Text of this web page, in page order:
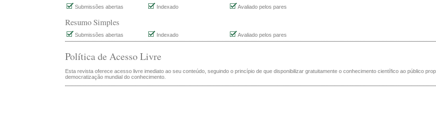
Submissões abertas Indexado Avaliado pelos pares
Resumo Simples
Submissões abertas Indexado Avaliado pelos pares
Política de Acesso Livre
Esta revista oferece acesso livre imediato ao seu conteúdo, seguindo o princípio de que disponibilizar gratuitamente o conhecimento científico ao público
democratização mundial do conhecimento.